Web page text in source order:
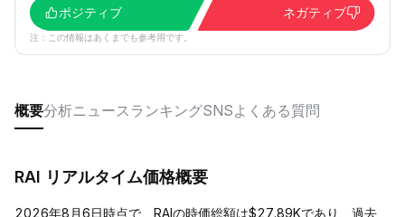
ポジティブ
ネガティブ
注：この情報はあくまでも参考用です。
概要分析ニュース ランキングSNSよくある質問
RAI リアルタイム価格概要
2026年8月6日時点で、RAIの時価総額は$27.89Kであり、過去